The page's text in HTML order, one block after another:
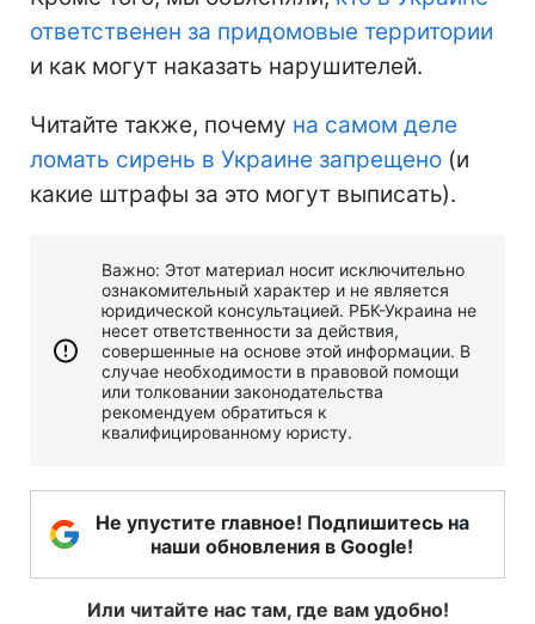
ответственен за придомовые территории
и как могут наказать нарушителей.
Читайте также, почему на самом деле
ломать сирень в Украине запрещено (и
какие штрафы за это могут выписать).
Важно: Этот материал носит исключительно
ознакомительный характер и не является
юридической консультацией. РБК-Украина не
несет ответственности за действия,
совершенные на основе этой информации. В
случае необходимости в правовой помощи
или толковании законодательства
рекомендуем обратиться к
квалифицированному юристу.
Не упустите главное! Подпишитесь на
наши обновления в Google!
Или читайте нас там, где вам удобно!